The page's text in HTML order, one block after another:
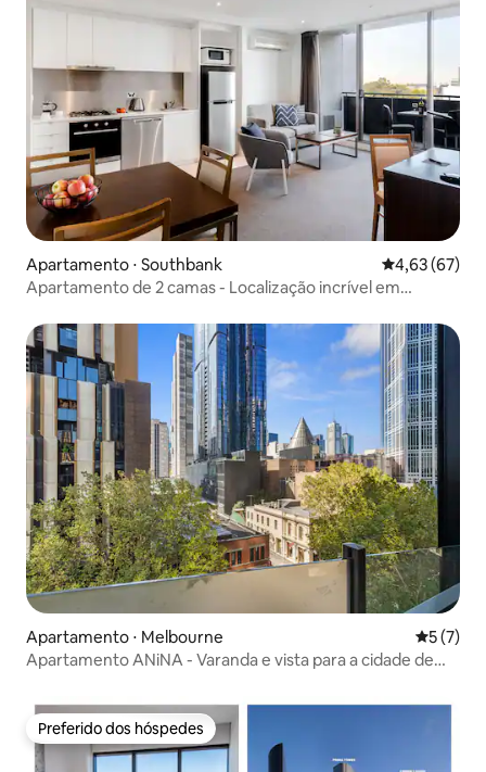
Apartamento ⋅ Southbank 4,63 de uma
4,63 (67)
Apartamento de 2 camas - Localização incrível em
Apartamento ⋅ Melbourne 5 de
5 (7)
Apartamento ANiNA - Varanda e vista para a cidade de
Preferido dos hóspedes
Preferido dos hóspedes